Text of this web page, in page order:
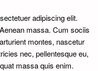
adipiscing elit.
massa. Cum sociis
montes, nascetur
nec, pellentesque eu,
massa quis enim.